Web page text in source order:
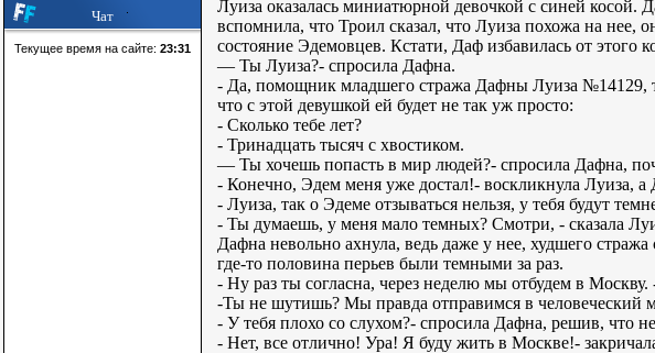
Чат
Текущее время на сайте: 23:31
Луиза оказалась миниатюрной девочкой с синей косой.
вспомнила, что Троил сказал, что Луиза похожа на нее,
состояние Эдемовцев. Кстати, Даф избавилась от этого
— Ты Луиза?- спросила Дафна.
- Да, помощник младшего стража Дафны Луиза №14129,
что с этой девушкой ей будет не так уж просто:
- Сколько тебе лет?
- Тринадцать тысяч с хвостиком.
— Ты хочешь попасть в мир людей?- спросила Дафна,
- Конечно, Эдем меня уже достал!- воскликнула Луиза, а
- Луиза, так о Эдеме отзываться нельзя, у тебя будут
- Ты думаешь, у меня мало темных? Смотри, - сказала
Дафна невольно ахнула, ведь даже у нее, худшего
где-то половина перьев были темными за раз.
- Ну раз ты согласна, через неделю мы отбудем в Москву.
-Ты не шутишь? Мы правда отправимся в человеческий
- У тебя плохо со слухом?- спросила Дафна, решив, что
- Нет, все отлично! Ура! Я буду жить в Москве!-